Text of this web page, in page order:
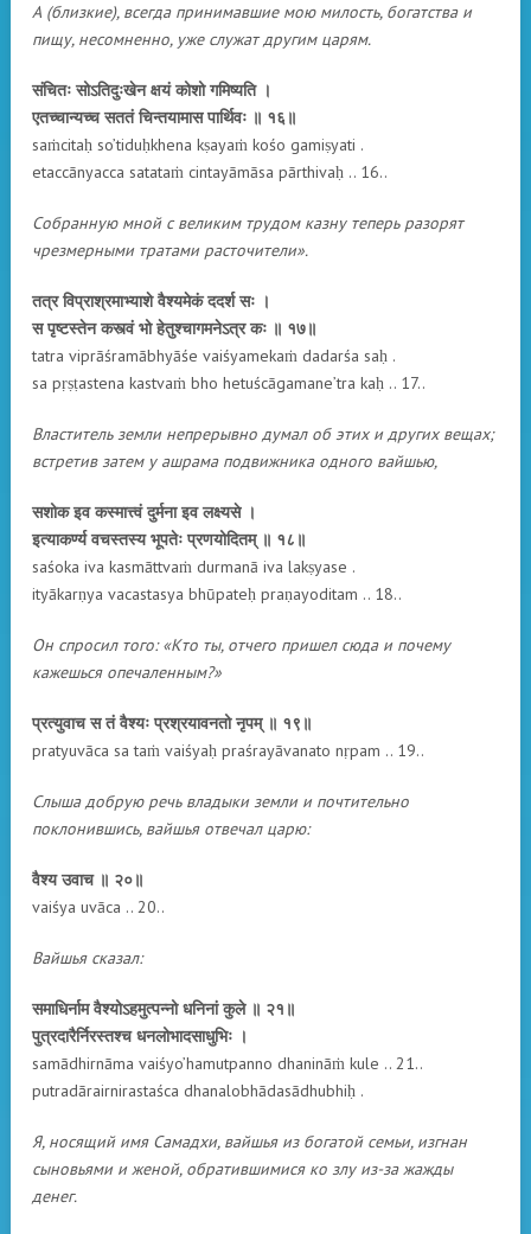
А (близкие), всегда принимавшие мою милость, богатства и
пищу, несомненно, уже служат другим царям.
संचितः सोऽतिदुःखेन क्षयं कोशो गमिष्यति ।
एतच्चान्यच्च सततं चिन्तयामास पार्थिवः ॥ १६॥
saṁcitaḥ so’tiduḥkhena kṣayaṁ kośo gamiṣyati .
etaccānyacca satataṁ cintayāmāsa pārthivaḥ .. 16..
Собранную мной с великим трудом казну теперь разорят
чрезмерными тратами расточители».
तत्र विप्राश्रमाभ्याशे वैश्यमेकं ददर्श सः ।
स पृष्टस्तेन कस्त्वं भो हेतुश्चागमनेऽत्र कः ॥ १७॥
tatra viprāśramābhyāśe vaiśyamekaṁ dadarśa saḥ .
sa pṛṣṭastena kastvaṁ bho hetuścāgamane’tra kaḥ .. 17..
Властитель земли непрерывно думал об этих и других вещах;
встретив затем у ашрама подвижника одного вайшью,
सशोक इव कस्मात्त्वं दुर्मना इव लक्ष्यसे ।
इत्याकर्ण्य वचस्तस्य भूपतेः प्रणयोदितम् ॥ १८॥
saśoka iva kasmāttvaṁ durmanā iva lakṣyase .
ityākarṇya vacastasya bhūpateḥ praṇayoditam .. 18..
Он спросил того: «Кто ты, отчего пришел сюда и почему
кажешься опечаленным?»
प्रत्युवाच स तं वैश्यः प्रश्रयावनतो नृपम् ॥ १९॥
pratyuvāca sa taṁ vaiśyaḥ praśrayāvanato nṛpam .. 19..
Слыша добрую речь владыки земли и почтительно
поклонившись, вайшья отвечал царю:
वैश्य उवाच ॥ २०॥
vaiśya uvāca .. 20..
Вайшья сказал:
समाधिर्नाम वैश्योऽहमुत्पन्नो धनिनां कुले ॥ २१॥
पुत्रदारैर्निरस्तश्च धनलोभादसाधुभिः ।
samādhirnāma vaiśyo’hamutpanno dhanināṁ kule .. 21..
putradārairnirastaśca dhanalobhādasādhubhiḥ .
Я, носящий имя Самадхи, вайшья из богатой семьи, изгнан
сыновьями и женой, обратившимися ко злу из-за жажды
денег.